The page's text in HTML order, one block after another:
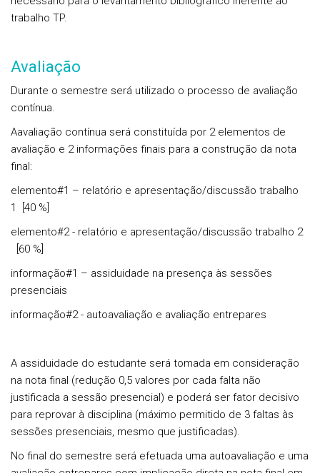
trabalho TP.
Avaliação
Durante o semestre será utilizado o processo de avaliação
contínua.
Aavaliação contínua será constituída por 2 elementos de
avaliação e 2 informações finais para a construção da nota
final:
elemento#1 – relatório e apresentação/discussão trabalho
1 [40 %]
elemento#2 - relatório e apresentação/discussão trabalho 2
[60 %]
informação#1 – assiduidade na presença às sessões
presenciais
informação#2 - autoavaliação e avaliação entrepares
A assiduidade do estudante será tomada em consideração
na nota final (redução 0,5 valores por cada falta não
justificada a sessão presencial) e poderá ser fator decisivo
para reprovar à disciplina (máximo permitido de 3 faltas às
sessões presenciais, mesmo que justificadas).
No final do semestre será efetuada uma autoavaliação e uma